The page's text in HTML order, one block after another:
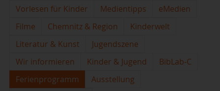
JETZT FINDEN
Vorlesen für Kinder
Medientipps
eMedien
Filme
Chemnitz & Region
Kinderwelt
Literatur & Kunst
Jugendszene
Wir informieren
Kinder & Jugend
BibLab-C
Ferienprogramm
Ausstellung